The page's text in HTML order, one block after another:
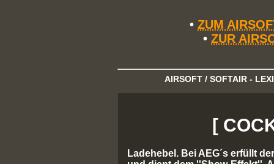
• ZUM
• ZUR
AIRSOFT / SOFTAIR -
[
Ladehebel. Bei AEG´s erfüllt